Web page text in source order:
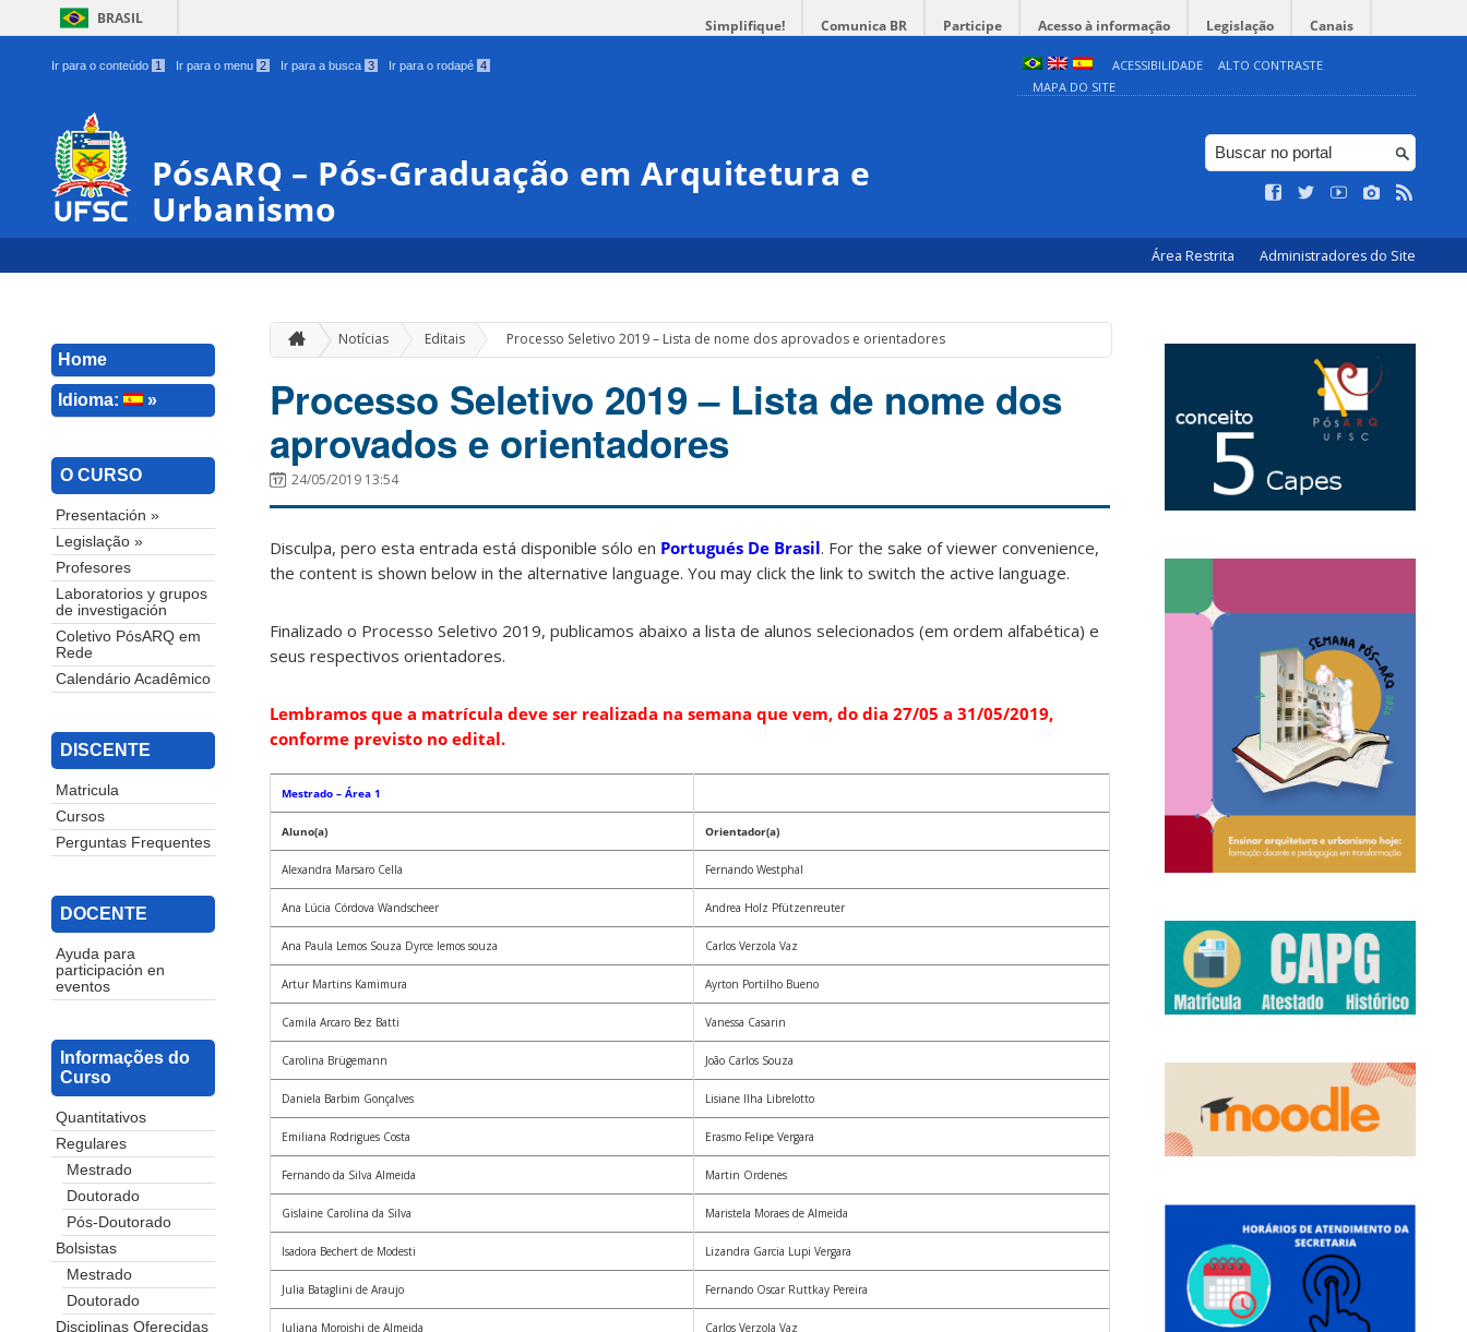
BRASIL Simplifique! Comunica BR Participe Acesso à informação Legislação Canais
Ir para o conteúdo 1 Ir para o menu 2 Ir para a busca 3 Ir para o rodapé 4 ACESSIBILIDADE
ALTO CONTRASTE
MAPA DO SITE
PósARQ – Pós-Graduação em Arquitetura e
Urbanismo
Área Restrita Administradores do Site
Home
Idioma: »
O CURSO
Presentación »
Legislação »
Profesores
Laboratorios y grupos
de investigación
Coletivo PósARQ em
Rede
Calendário Acadêmico
DISCENTE
Matricula
Cursos
Perguntas Frequentes
DOCENTE
Ayuda para
participación en
eventos
Informações do
Curso
Quantitativos
Regulares
Mestrado
Doutorado
Pós-Doutorado
Bolsistas
Mestrado
Doutorado
Disciplinas Oferecidas
Notícias Editais » Processo Seletivo 2019 – Lista de nome dos aprovados e orientadores
Processo Seletivo 2019 – Lista de nome dos
aprovados e orientadores
24/05/2019 13:54
Disculpa, pero esta entrada está disponible sólo en Portugués De Brasil. For the sake of viewer convenience,
the content is shown below in the alternative language. You may click the link to switch the active language.
Finalizado o Processo Seletivo 2019, publicamos abaixo a lista de alunos selecionados (em ordem alfabética) e
seus respectivos orientadores.
Lembramos que a matrícula deve ser realizada na semana que vem, do dia 27/05 a 31/05/2019,
conforme previsto no edital.
Mestrado – Área 1
Aluno(a) Orientador(a)
Alexandra Marsaro Cella Fernando Westphal
Ana Lúcia Córdova Wandscheer Andrea Holz Pfützenreuter
Ana Paula Lemos Souza Dyrce lemos souza Carlos Verzola Vaz
Artur Martins Kamimura Ayrton Portilho Bueno
Camila Arcaro Bez Batti Vanessa Casarin
Carolina Brügemann João Carlos Souza
Daniela Barbim Gonçalves Lisiane Ilha Librelotto
Emiliana Rodrigues Costa Erasmo Felipe Vergara
Fernando da Silva Almeida Martin Ordenes
Gislaine Carolina da Silva Maristela Moraes de Almeida
Isadora Bechert de Modesti Lizandra Garcia Lupi Vergara
Julia Bataglini de Araujo Fernando Oscar Ruttkay Pereira
Juliana Moroishi de Almeida Carlos Verzola Vaz